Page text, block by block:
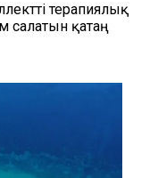
терапиялық
салатын қатаң